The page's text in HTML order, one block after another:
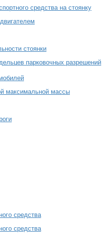
средства на стоянку
стоянки
парковочных разрешений
максимальной массы
средства
средства